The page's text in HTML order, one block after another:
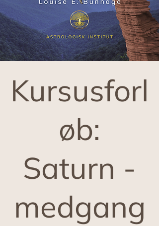
Kursusforl
øb:
Saturn -
medgang